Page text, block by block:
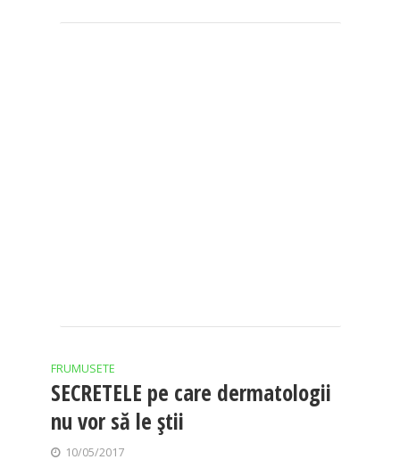
FRUMUSETE
SECRETELE pe care dermatologii
nu vor să le știi
10/05/2017